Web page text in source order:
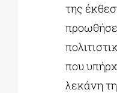
της
που
λεκάνη